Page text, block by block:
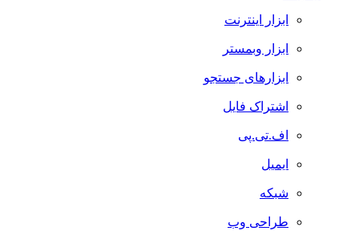
ابزار اینترنت
ابزار وبمستر
ابزارهای جستجو
اشتراک فایل
اف.تی.پی
ایمیل
شبکه
طراحی وب